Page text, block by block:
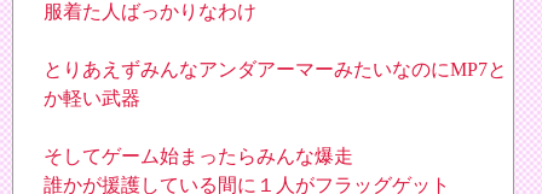
服着た人ばっかりなわけ
とりあえずみんなアンダアーマーみたいなのにMP7と
か軽い武器
そしてゲーム始まったらみんな爆走
誰かが援護している間に１人がフラッグゲット